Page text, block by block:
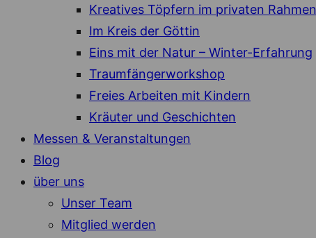
Kreatives Töpfern im privaten Rahmen
Im Kreis der Göttin
Eins mit der Natur – Winter-Erfahrung
Traumfängerworkshop
Freies Arbeiten mit Kindern
Kräuter und Geschichten
Messen & Veranstaltungen
Blog
über uns
Unser Team
Mitglied werden